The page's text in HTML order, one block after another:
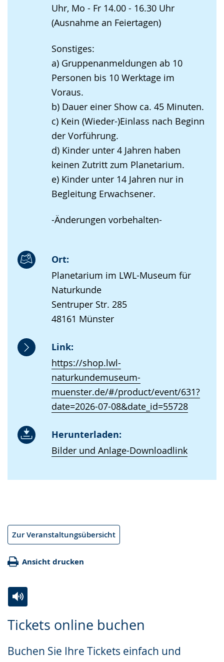
Uhr, Mo - Fr 14.00 - 16.30 Uhr
(Ausnahme an Feiertagen)
Sonstiges:
a) Gruppenanmeldungen ab 10
Personen bis 10 Werktage im
Voraus.
b) Dauer einer Show ca. 45 Minuten.
c) Kein (Wieder-)Einlass nach Beginn
der Vorführung.
d) Kinder unter 4 Jahren haben
keinen Zutritt zum Planetarium.
e) Kinder unter 14 Jahren nur in
Begleitung Erwachsener.
-Änderungen vorbehalten-
Ort:
Planetarium im LWL-Museum für
Naturkunde
Sentruper Str. 285
48161 Münster
Link:
https://shop.lwl-
naturkundemuseum-
muenster.de/#/product/event/631?
date=2026-07-08&date_id=55728
Herunterladen:
Bilder und Anlage-Downloadlink
Zur Veranstaltungsübersicht
Ansicht drucken
Tickets online buchen
Buchen Sie Ihre Tickets einfach und
Leichten
wechseln.
Audio-
Video
Deutscher